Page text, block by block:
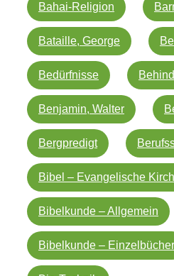
Bahai-Religion
Bataille, George
Bedürfnisse
Benjamin, Walter
Bergpredigt
Bibel – Evangelische
Bibelkunde – Allgemein
Bibelkunde – Einzelbücher